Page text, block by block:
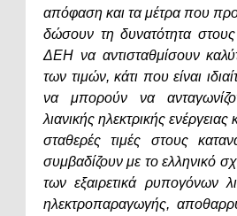
απόφαση και τα μέτρα που
δώσουν τη δυνατότητα στους
ΔΕΗ να αντισταθμίσουν
των τιμών, κάτι που είναι
να μπορούν να
λιανικής ηλεκτρικής
σταθερές τιμές στους
συμβαδίζουν με το ελληνικό
των εξαιρετικά ρυπογόνων
ηλεκτροπαραγωγής,